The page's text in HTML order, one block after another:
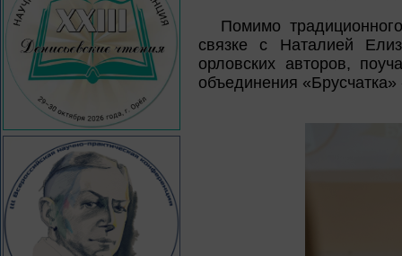
Помимо
связке с Наталией
орловских авторов,
объединения